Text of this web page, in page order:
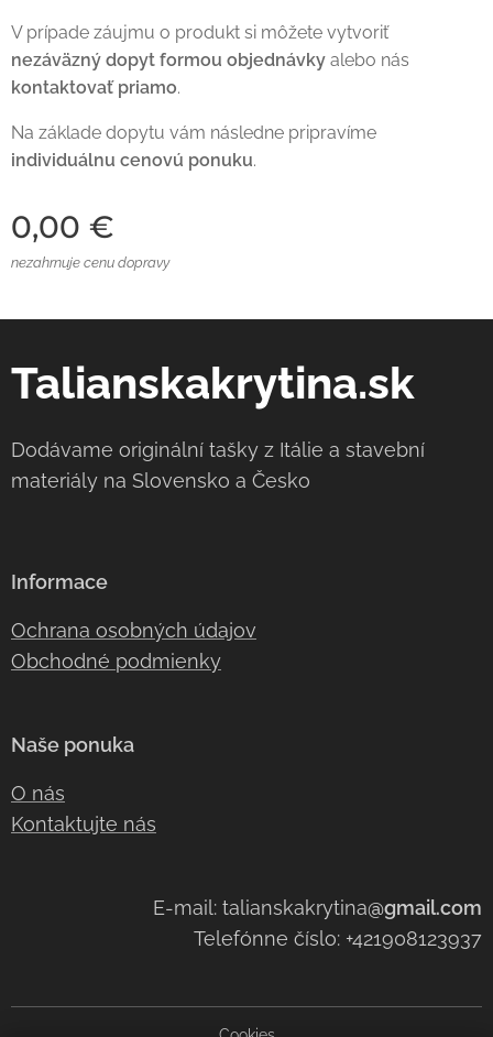
V prípade záujmu o produkt si môžete vytvoriť
nezáväzný dopyt formou objednávky alebo nás
kontaktovať priamo.
Na základe dopytu vám následne pripravíme
individuálnu cenovú ponuku.
0,00 €
nezahrnuje cenu dopravy
Talianskakrytina.sk
Dodávame originální tašky z Itálie a stavební
materiály na Slovensko a Česko
Informace
Ochrana osobných údajov
Obchodné podmienky
Naše ponuka
O nás
Kontaktujte nás
E-mail: talianskakrytina@gmail.com
Telefónne číslo: +421908123937